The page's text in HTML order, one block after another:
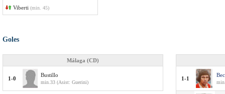
Viberti (min. 45)
Goles
Málaga (CD)
1-0
Bustillo
min.33 (Asist: Guerini)
1-1